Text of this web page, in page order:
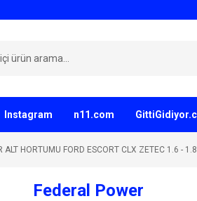
Instagram n11.com
ALT HORTUMU FORD ESCORT CLX ZETEC 1.6 - 1.8
Federal Power